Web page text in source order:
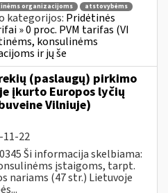
organizacijoms
atstovybėms
kategorijos: Pridėtinės
» 0 proc. PVM tarifas (VI
konsulinėms
ir jų še
(paslaugų) pirkimo
įkurto Europos lyčių
Vilniuje)
11-22
Ši informacija skelbiama:
įstaigoms, tarpt.
nariams (47 str.) Lietuvoje